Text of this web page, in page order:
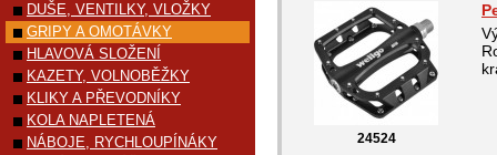
24524
DUŠE, VENTILKY, VLOŽKY
GRIPY A OMOTÁVKY
HLAVOVÁ SLOŽENÍ
KAZETY, VOLNOBĚŽKY
KLIKY A PŘEVODNÍKY
KOLA NAPLETENÁ
NÁBOJE, RYCHLOUPÍNÁKY